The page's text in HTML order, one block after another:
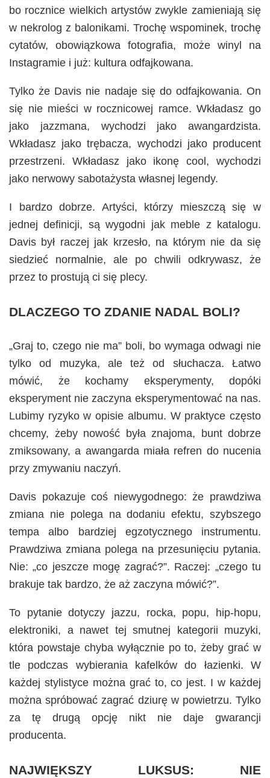
bo rocznice wielkich artystów zwykle zamieniają się
w nekrolog z balonikami. Trochę wspominek, trochę
cytatów, obowiązkowa fotografia, może winyl na
Instagramie i już: kultura odfajkowana.
Tylko że Davis nie nadaje się do odfajkowania. On
się nie mieści w rocznicowej ramce. Wkładasz go
jako jazzmana, wychodzi jako awangardzista.
Wkładasz jako trębacza, wychodzi jako producent
przestrzeni. Wkładasz jako ikonę cool, wychodzi
jako nerwowy sabotażysta własnej legendy.
I bardzo dobrze. Artyści, którzy mieszczą się w
jednej definicji, są wygodni jak meble z katalogu.
Davis był raczej jak krzesło, na którym nie da się
siedzieć normalnie, ale po chwili odkrywasz, że
przez to prostują ci się plecy.
DLACZEGO TO ZDANIE NADAL BOLI?
„Graj to, czego nie ma” boli, bo wymaga odwagi nie
tylko od muzyka, ale też od słuchacza. Łatwo
mówić, że kochamy eksperymenty, dopóki
eksperyment nie zaczyna eksperymentować na nas.
Lubimy ryzyko w opisie albumu. W praktyce często
chcemy, żeby nowość była znajoma, bunt dobrze
zmiksowany, a awangarda miała refren do nucenia
przy zmywaniu naczyń.
Davis pokazuje coś niewygodnego: że prawdziwa
zmiana nie polega na dodaniu efektu, szybszego
tempa albo bardziej egzotycznego instrumentu.
Prawdziwa zmiana polega na przesunięciu pytania.
Nie: „co jeszcze mogę zagrać?”. Raczej: „czego tu
brakuje tak bardzo, że aż zaczyna mówić?”.
To pytanie dotyczy jazzu, rocka, popu, hip-hopu,
elektroniki, a nawet tej smutnej kategorii muzyki,
która powstaje chyba wyłącznie po to, żeby grać w
tle podczas wybierania kafelków do łazienki. W
każdej stylistyce można grać to, co jest. I w każdej
można spróbować zagrać dziurę w powietrzu. Tylko
za tę drugą opcję nikt nie daje gwarancji
producenta.
NAJWIĘKSZY LUKSUS: NIE